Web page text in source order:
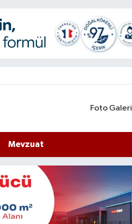
Foto Galeri
Mevzuat